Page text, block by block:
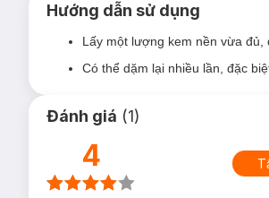
Hướng dẫn sử dụng
Lấy một lượng kem nền vừa đủ,
Có thể dặm lại nhiều lần, đặc
Đánh giá (1)
4